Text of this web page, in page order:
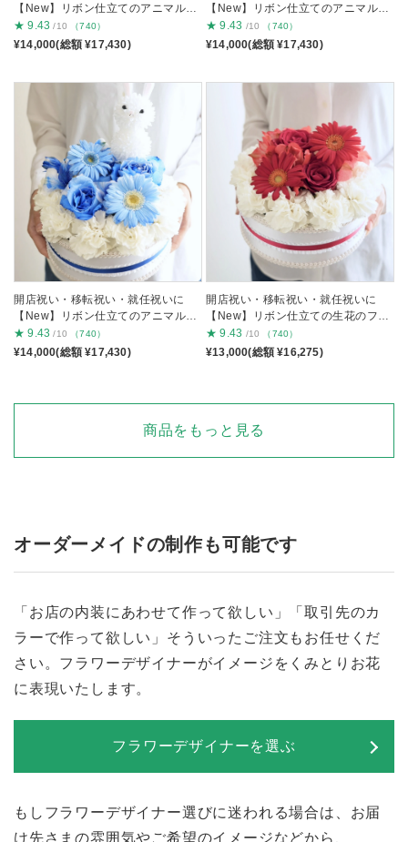
【New】リボン仕立てのアニマルフ
ラワーケーキ 黄
★ 9.43 /10 （740）
¥14,000(総額 ¥17,430)
【New】リボン仕立てのアニマルフ
ラワーケーキ 紫
★ 9.43 /10 （740）
¥14,000(総額 ¥17,430)
開店祝い・移転祝い・就任祝いに
【New】リボン仕立てのアニマルフ
ラワーケーキ ブルー
★ 9.43 /10 （740）
¥14,000(総額 ¥17,430)
開店祝い・移転祝い・就任祝いに
【New】リボン仕立ての生花のフラ
ワーケーキ 赤
★ 9.43 /10 （740）
¥13,000(総額 ¥16,275)
商品をもっと見る
オーダーメイドの制作も可能です
「お店の内装にあわせて作って欲しい」「取引先のカ
ラーで作って欲しい」そういったご注文もお任せくだ
さい。フラワーデザイナーがイメージをくみとりお花
に表現いたします。
フラワーデザイナーを選ぶ
もしフラワーデザイナー選びに迷われる場合は、お届
け先さまの雰囲気やご希望のイメージなどから、